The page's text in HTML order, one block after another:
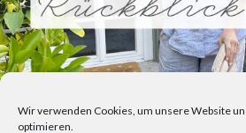
Wir verwenden Cookies, um unsere Website
optimieren.